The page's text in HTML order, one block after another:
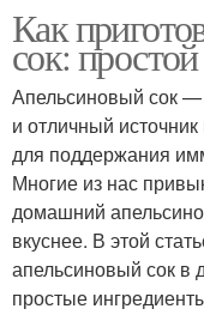
Как
сок:
Апельсиновый сок —
и отличный
для поддержания
Многие из нас
домашний
вкуснее. В этой
апельсиновый сок в
простые